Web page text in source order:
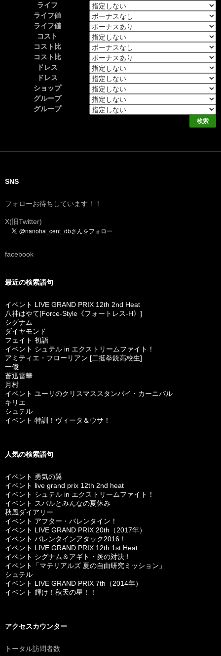
ライフ
ライフ値
ライフ値
コスト
コスト比
コスト比
ドレス
ドレス
ショップ
グループ
グループ
SNS
フォローお待ちしています！！
X(旧Twitter)
facebook
最近の検索語句
イベント LIVE GRAND PRIX 12th 2nd Heat
八神はやて[Force-Style《フォートレス-H》]
シグナム
ダイヤモンド
フェイト 初詣
イベント シュテル in エクストリームファイト！
アミティエ・フローリアン [二挺拳銃高校生]
一億
蒼迅雷華
月村
イベント ユーリのクリスマススタンバイ・カーニバル
キリエ
シュテル
イベント 特訓！ヴィータ＆ウサ！
人気の検索語句
イベント 勇気の翼
イベント live grand prix 12th 2nd heat
イベント シュテル in エクストリームファイト！
イベント スバルとみんなの夏休み
秋風ダイアリー
イベント アフター・バレンタイン！
イベント LIVE GRAND PRIX 20th（2017年）
イベント バレンタインアタック2016！
イベント LIVE GRAND PRIX 12th 1st Heat
イベント シグナム＆アギト・炎の対決！
イベント「マテリアルズ 夏の自由研究ミッション」
シュテル
イベント LIVE GRAND PRIX 7th（2014年）
イベント 輝け！秋天の星！！
アクセスカウンター
トータル訪問者数